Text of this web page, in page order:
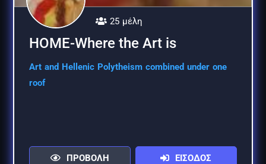
25 μέλη
HOME-Where the Art is
Art and Hellenic Polytheism combined under one
roof
ΠΡΟΒΟΛΗ ΕΙΣΟΔΟΣ